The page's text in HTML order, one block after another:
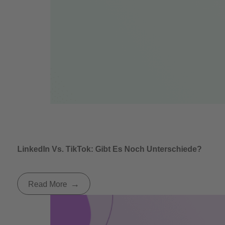
LinkedIn Vs. TikTok: Gibt Es Noch Unterschiede?
Read More